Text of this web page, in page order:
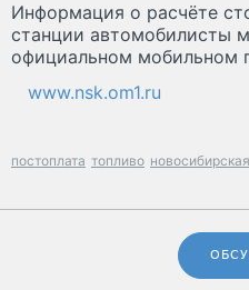
Информация о расчёте
станции автомобилисты
официальном мобильном
www.nsk.om1.ru
постоплата топливо